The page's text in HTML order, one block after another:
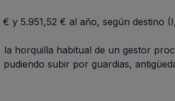
€ y 5.951,52 € al año, según destino
horquilla habitual de un gestor
pudiendo subir por guardias,